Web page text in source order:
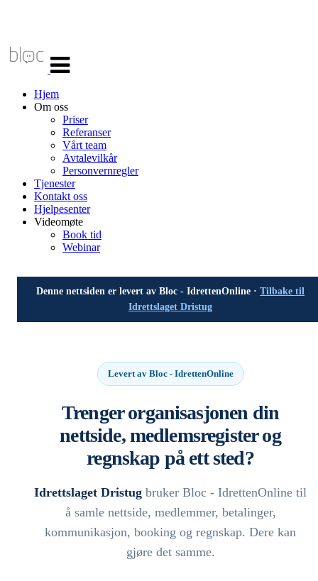
navigasjon
Hjem
Om oss
Priser
Referanser
Vårt team
Avtalevilkår
Personvernregler
Tjenester
Kontakt oss
Hjelpesenter
Videomøte
Book tid
Webinar
Denne nettsiden er levert av Bloc - IdrettenOnline · Tilbake til
Idrettslaget Dristug
Levert av Bloc - IdrettenOnline
Trenger organisasjonen din
nettside, medlemsregister og
regnskap på ett sted?
Idrettslaget Dristug bruker Bloc - IdrettenOnline til
å samle nettside, medlemmer, betalinger,
kommunikasjon, booking og regnskap. Dere kan
gjøre det samme.